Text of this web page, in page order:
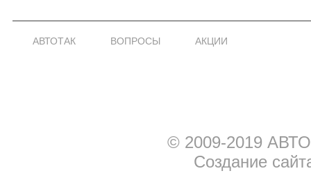
АВТОТАК ВОПРОСЫ АКЦИИ
© 2009-2019
Создание